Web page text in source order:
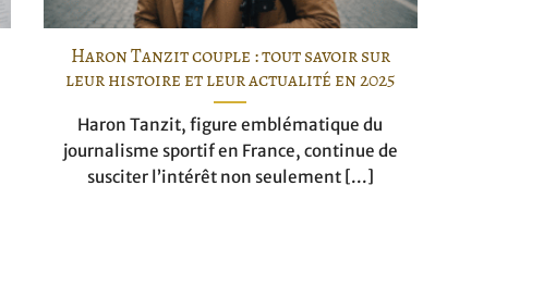
Haron Tanzit couple : tout savoir sur
leur histoire et leur actualité en 2025
Haron Tanzit, figure emblématique du
journalisme sportif en France, continue de
susciter l’intérêt non seulement [...]